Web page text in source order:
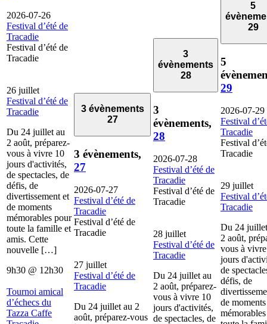
2026-07-26
Festival d’été de
Tracadie
Festival d’été de
Tracadie
26 juillet
Festival d’été de
Tracadie
Du 24 juillet au
2 août, préparez-
vous à vivre 10
jours d'activités,
de spectacles, de
défis, de
divertissement et
de moments
mémorables pour
toute la famille et
amis. Cette
nouvelle […]
9h30 @ 12h30
Tournoi amical
d’échecs du
Tazza Caffe
3 évènements
27
3 évènements,
27
2026-07-27
Festival d’été de
Tracadie
Festival d’été de
Tracadie
27 juillet
Festival d’été de
Tracadie
Du 24 juillet au 2
août, préparez-vous
3
évènements
28
3
évènements,
28
2026-07-28
Festival d’été de
Tracadie
Festival d’été de
Tracadie
28 juillet
Festival d’été de
Tracadie
Du 24 juillet au
2 août, préparez-
vous à vivre 10
jours d'activités,
de spectacles, de
5
29
5
29
2026-07-29
Festival
Tracadie
Festival
Tracadie
29 juillet
Festival
Tracadie
Du 24
2 août,
vous à
jours
de
défis, de
de moments